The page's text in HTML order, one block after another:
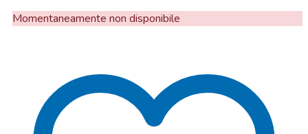
Momentaneamente non disponibile